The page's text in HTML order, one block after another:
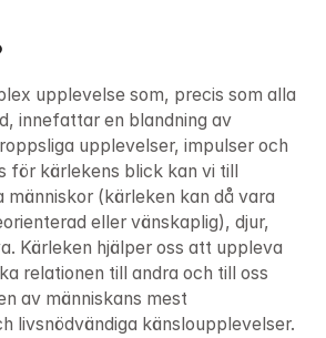
upplevelse som, precis som alla
mänskliga tillstånd, innefattar en blandning av
upplevelser, impulser och
för kärlekens blick kan vi till
människor (kärleken kan då vara
eller vänskaplig), djur,
Kärleken hjälper oss att uppleva
relationen till andra och till oss
av människans mest
livsnödvändiga känsloupplevelser.